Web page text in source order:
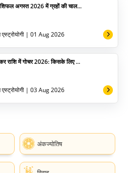
अगस्त 2026 में ग्रहों की चाल...
एस्ट्रोयोगी | 01 Aug 2026
राशि में गोचर 2026: किसके लिए ...
एस्ट्रोयोगी | 03 Aug 2026
अंकज्योतिष